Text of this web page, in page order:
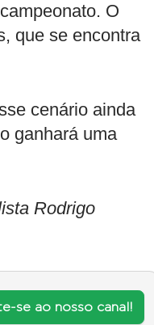
O
que se encontra
cenário ainda
ganhará uma
Rodrigo
se ao nosso canal!